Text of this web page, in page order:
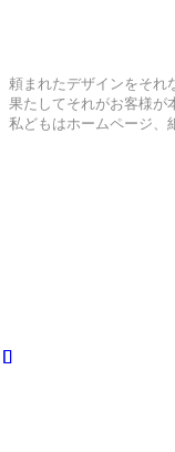
頼まれたデザインをそれ
果たしてそれがお客様が
私どもはホームページ、